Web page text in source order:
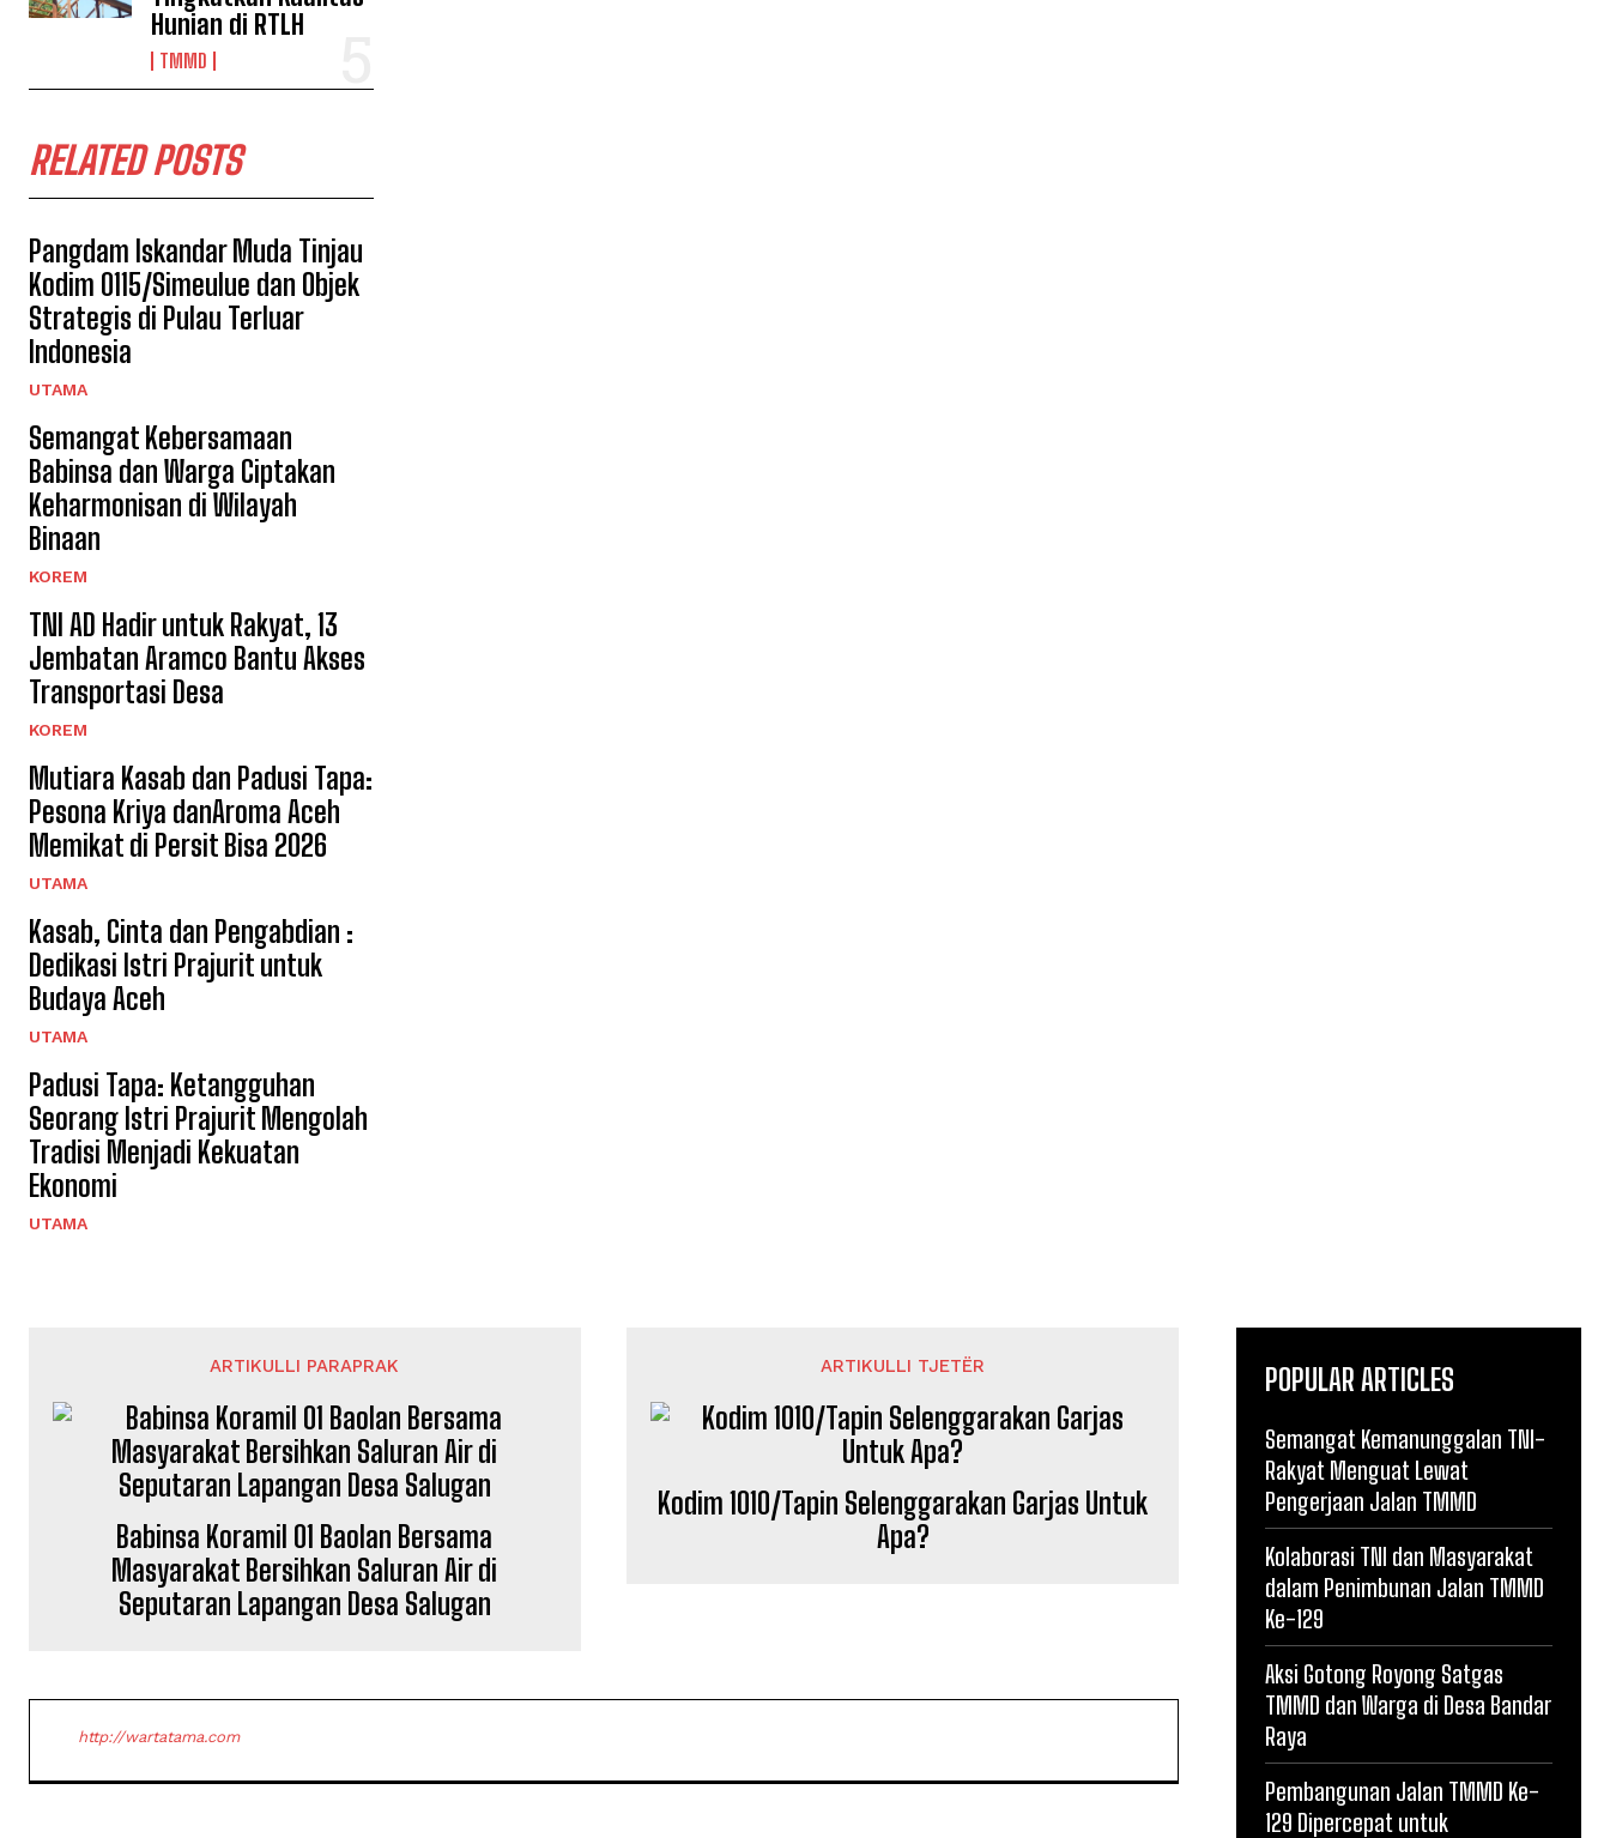
Hunian di RTLH
TMMD
RELATED POSTS
Pangdam Iskandar Muda Tinjau
Kodim 0115/Simeulue dan Objek
Strategis di Pulau Terluar
Indonesia
UTAMA
Semangat Kebersamaan
Babinsa dan Warga Ciptakan
Keharmonisan di Wilayah
Binaan
KOREM
TNI AD Hadir untuk Rakyat, 13
Jembatan Aramco Bantu Akses
Transportasi Desa
KOREM
Mutiara Kasab dan Padusi Tapa:
Pesona Kriya danAroma Aceh
Memikat di Persit Bisa 2026
UTAMA
Kasab, Cinta dan Pengabdian :
Dedikasi Istri Prajurit untuk
Budaya Aceh
UTAMA
Padusi Tapa: Ketangguhan
Seorang Istri Prajurit Mengolah
Tradisi Menjadi Kekuatan
Ekonomi
UTAMA
ARTIKULLI PARAPRAK
Babinsa Koramil 01 Baolan Bersama
Masyarakat Bersihkan Saluran Air di
Seputaran Lapangan Desa Salugan
ARTIKULLI TJETËR
Kodim 1010/Tapin Selenggarakan Garjas Untuk
Apa?
http://wartatama.com
POPULAR ARTICLES
Semangat Kemanunggalan TNI-
Rakyat Menguat Lewat
Pengerjaan Jalan TMMD
Kolaborasi TNI dan Masyarakat
dalam Penimbunan Jalan TMMD
Ke-129
Aksi Gotong Royong Satgas
TMMD dan Warga di Desa Bandar
Raya
Pembangunan Jalan TMMD Ke-
129 Dipercepat untuk